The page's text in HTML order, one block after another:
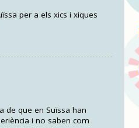
per a els xics i xiques
de que en Suïssa han
i no saben com